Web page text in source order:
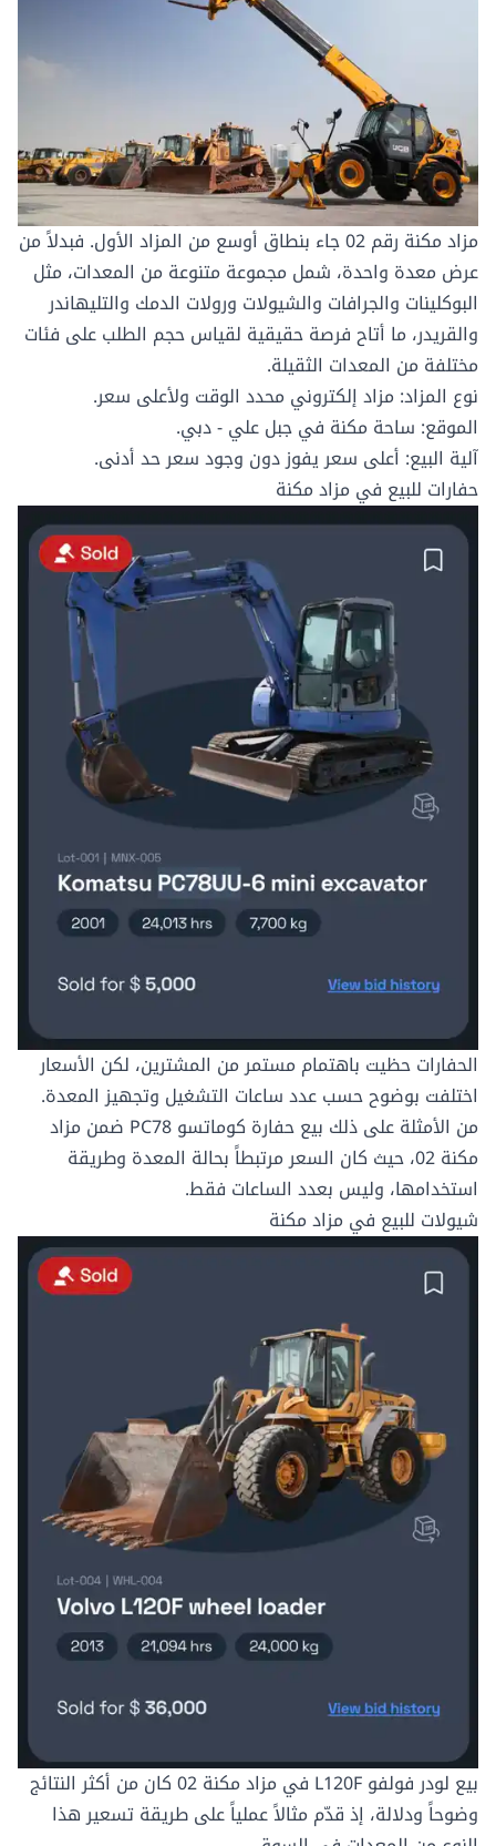
مزاد مكنة رقم 02
جاء بنطاق أوسع من المزاد الأول. فبدلاً من
عرض معدة واحدة، شمل مجموعة متنوعة من المعدات، مثل
البوكلينات والجرافات والشيولات ورولات الدمك والتليهاندر
والقريدر، ما أتاح فرصة حقيقية لقياس حجم الطلب على فئات
مختلفة من المعدات الثقيلة.
نوع المزاد: مزاد إلكتروني محدد الوقت ولأعلى سعر.
الموقع: ساحة مكنة في جبل علي - دبي.
آلية البيع: أعلى سعر يفوز دون وجود سعر حد أدنى.
حفارات للبيع في مزاد مكنة
الحفارات حظيت باهتمام مستمر من المشترين، لكن الأسعار
اختلفت بوضوح حسب عدد ساعات التشغيل وتجهيز المعدة.
من الأمثلة على ذلك بيع حفارة كوماتسو PC78 ضمن مزاد
مكنة 02، حيث كان السعر مرتبطاً بحالة المعدة وطريقة
استخدامها، وليس بعدد الساعات فقط.
شيولات للبيع في مزاد مكنة
بيع لودر فولفو L120F
في مزاد مكنة 02 كان من أكثر النتائج
وضوحاً ودلالة، إذ قدّم مثالاً عملياً على طريقة تسعير هذا